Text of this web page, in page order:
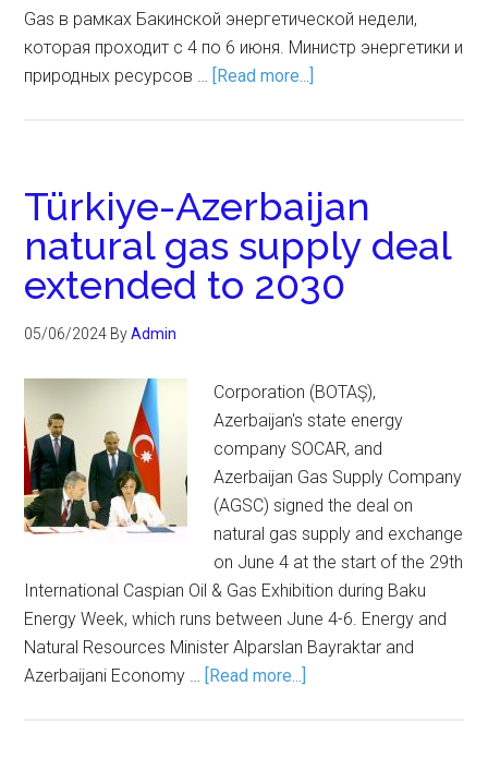
Gas в рамках Бакинской энергетической недели,
которая проходит с 4 по 6 июня. Министр энергетики и
природных ресурсов … [Read more...]
Türkiye-Azerbaijan
natural gas supply deal
extended to 2030
05/06/2024 ByAdmin
Corporation (BOTAŞ),
Azerbaijan's state energy
company SOCAR, and
Azerbaijan Gas Supply Company
(AGSC) signed the deal on
natural gas supply and exchange
on June 4 at the start of the 29th
International Caspian Oil & Gas Exhibition during Baku
Energy Week, which runs between June 4-6. Energy and
Natural Resources Minister Alparslan Bayraktar and
Azerbaijani Economy … [Read more...]